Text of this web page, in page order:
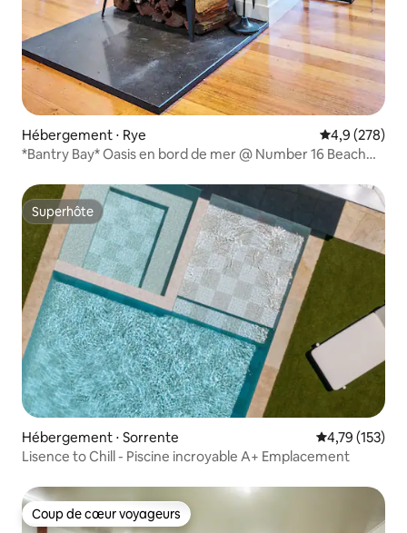
Hébergement ⋅ Rye Évaluation
4,9 (278)
*Bantry Bay* Oasis en bord de mer @ Number 16 Beach
Superhôte
Superhôte
Hébergement ⋅ Sorrente Évaluation
4,79 (153)
Lisence to Chill - Piscine incroyable A+ Emplacement
Coup de cœur voyageurs
Coup de cœur voyageurs